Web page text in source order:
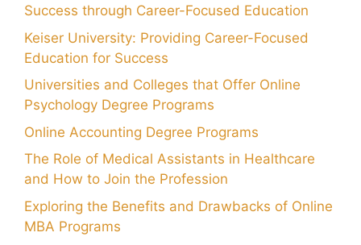
Success through Career-Focused Education
Keiser University: Providing Career-Focused
Education for Success
Universities and Colleges that Offer Online
Psychology Degree Programs
Online Accounting Degree Programs
The Role of Medical Assistants in Healthcare
and How to Join the Profession
Exploring the Benefits and Drawbacks of Online
MBA Programs